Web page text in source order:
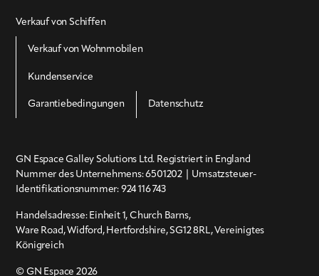
Verkauf von Schiffen
Verkauf von Wohnmobilen
Kundenservice
Garantiebedingungen Datenschutz
GN Espace Galley Solutions Ltd. Registriert in England
Nummer des Unternehmens:6501202 | Umsatzsteuer-
Identifikationsnummer: 924 116 743
Handelsadresse: Einheit 1, Church Barns,
Ware Road, Widford, Hertfordshire, SG12 8RL, Vereinigtes
Königreich
© GN Espace 2026